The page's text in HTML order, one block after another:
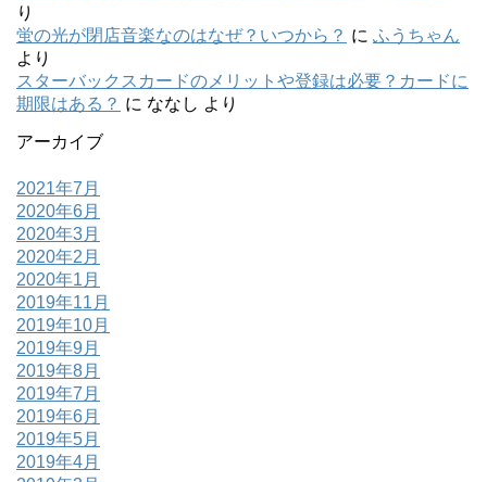
り
蛍の光が閉店音楽なのはなぜ？いつから？ に ふうちゃん
より
スターバックスカードのメリットや登録は必要？カードに
期限はある？ に ななし より
アーカイブ
2021年7月
2020年6月
2020年3月
2020年2月
2020年1月
2019年11月
2019年10月
2019年9月
2019年8月
2019年7月
2019年6月
2019年5月
2019年4月